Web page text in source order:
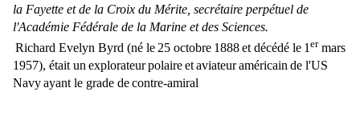
la Fayette et de la Croix du Mérite, secrétaire perpétuel de
l'Académie Fédérale de la Marine et des Sciences.
Richard Evelyn Byrd (né le 25 octobre 1888et décédé le 1 ermars
1957), était un explorateurpolaireetaviateuraméricain de l'US
Navyayant le grade decontre-amiral